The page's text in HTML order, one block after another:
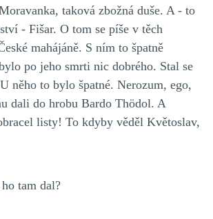
taková zbožná duše. A - to
- Fišar. O tom se píše v těch
mahájáně. S ním to špatně
po jeho smrti nic dobrého. Stal se
něho to bylo špatné. Nerozum, ego,
dali do hrobu Bardo Thödol. A
listy! To kdyby věděl Květoslav,
tam dal?